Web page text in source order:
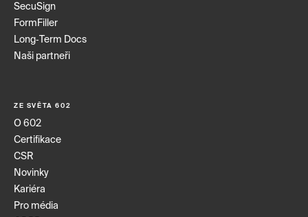
SecuSign
FormFiller
Long‑Term Docs
Naši partneři
ZE SVĚTA 602
O 602
Certifikace
CSR
Novinky
Kariéra
Pro média